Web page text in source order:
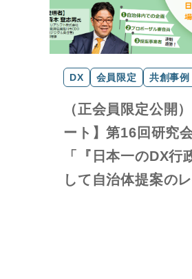
DX 会員限定 共創事例
（正会員限定公開
ート】第16回研究
「『日本一のDX行
して自治体提案の